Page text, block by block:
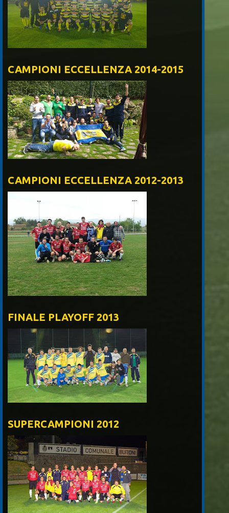
CAMPIONI ECCELLENZA 2014-2015
CAMPIONI ECCELLENZA 2012-2013
FINALE PLAYOFF 2013
SUPERCAMPIONI 2012